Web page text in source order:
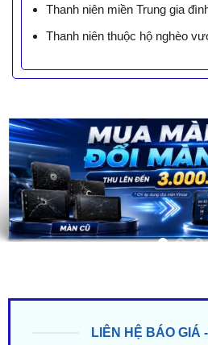
Thanh niên miền Trung gia
Thanh niên thuộc hộ nghèo